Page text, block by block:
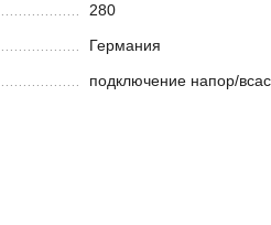
280
Германия
подключение напор/